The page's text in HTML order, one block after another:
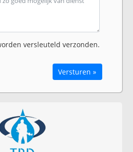
versleuteld verzonden.
Versturen »